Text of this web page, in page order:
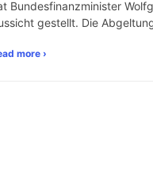
Bundesfinanzminister
gestellt. Die
more ›